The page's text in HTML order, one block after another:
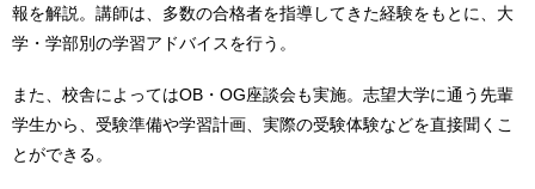
報を解説。講師は、多数の合格者を指導してきた経験をもとに、大
学・学部別の学習アドバイスを行う。
また、校舎によってはOB・OG座談会も実施。志望大学に通う先輩
学生から、受験準備や学習計画、実際の受験体験などを直接聞くこ
とができる。